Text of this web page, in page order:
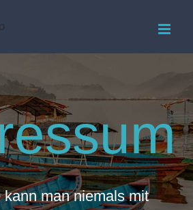
kann man niemals mit